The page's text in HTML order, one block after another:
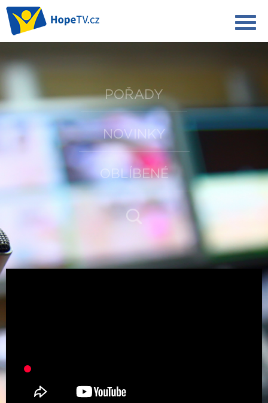
POŘADY
NOVINKY
OBLÍBENÉ